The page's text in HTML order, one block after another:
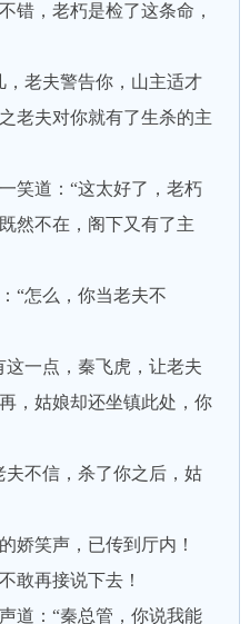
错，老朽是检了这条命，
老夫警告你，山主适才
老夫对你就有了生杀的主
道：“这太好了，老朽
然不在，阁下又有了主
怎么，你当老夫不
一点，秦飞虎，让老夫
，姑娘却还坐镇此处，你
不信，杀了你之后，姑
笑声，已传到厅内！
再接说下去！
：“秦总管，你说我能